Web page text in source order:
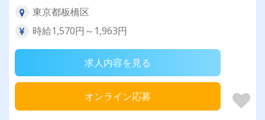
東京都板橋区
時給1,570円～1,963円
求人内容を見る
オンライン応募